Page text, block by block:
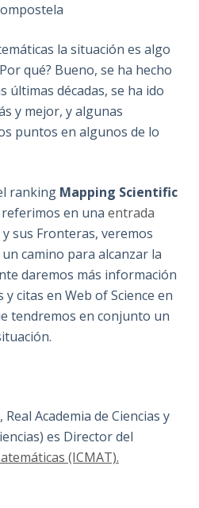
la situación es algo
qué? Bueno, se ha hecho
últimas décadas, se ha ido
y mejor, y algunas
puntos en algunos de lo
ranking Mapping Scientific
en una entrada
sus Fronteras, veremos
camino para alcanzar la
daremos más información
citas en Web of Science en
tendremos en conjunto un
Real Academia de Ciencias y
es Director del
(ICMAT).